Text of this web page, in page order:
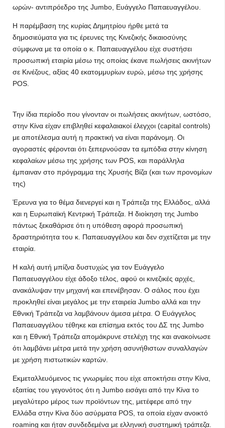
ωρών- αντιπρόεδρο της Jumbo, Ευάγγελο Παπαευαγγέλου.
Η παρέμβαση της κυρίας Δημητρίου ήρθε μετά τα
δημοσιεύματα για τις έρευνες της Κινεζικής δικαιοσύνης
σύμφωνα με τα οποία ο κ. Παπαευαγγέλου είχε συστήσει
προσωπική εταιρία μέσω της οποίας έκανε πωλήσεις ακινήτων
σε Κινέζους, αξίας 40 εκατομμυρίων ευρώ, μέσω της χρήσης
POS.
Την ίδια περίοδο που γίνονταν οι πωλήσεις ακινήτων, ωστόσο,
στην Κίνα είχαν επιβληθεί κεφαλαιακοί έλεγχοι (capital controls)
με αποτέλεσμα αυτή η πρακτική να είναι παράνομη. Οι
αγοραστές φέρονται ότι ξεπερνούσαν τα εμπόδια στην κίνηση
κεφαλαίων μέσω της χρήσης των POS, και παράλληλα
έμπαιναν στο πρόγραμμα της Χρυσής Βίζα (και των προνομίων
της)
Έρευνα για το θέμα διενεργεί και η Τράπεζα της Ελλάδος, αλλά
και η Ευρωπαϊκή Κεντρική Τράπεζα. Η διοίκηση της Jumbo
πάντως ξεκαθάρισε ότι η υπόθεση αφορά προσωπική
δραστηριότητα του κ. Παπαευαγγέλου και δεν σχετίζεται με την
εταιρία.
Η καλή αυτή μπίζνα δυστυχώς για τον Ευάγγελο
Παπαευαγγέλου είχε άδοξο τέλος, αφού οι κινεζικές αρχές,
ανακάλυψαν την μηχανή και επενέβησαν. Ο σάλος που έχει
προκληθεί είναι μεγάλος με την εταιρεία Jumbo αλλά και την
Εθνική Τράπεζα να λαμβάνουν άμεσα μέτρα. Ο Ευάγγελος
Παπαευαγγέλου τέθηκε και επίσημα εκτός του ΔΣ της Jumbo
και η Εθνική Τράπεζα απομάκρυνε στελέχη της και ανακοίνωσε
ότι λαμβάνει μέτρα μετά την χρήση ασυνήθιστων συναλλαγών
με χρήση πιστωτικών καρτών.
Εκμεταλλευόμενος τις γνωριμίες που είχε αποκτήσει στην Κίνα,
εξαιτίας του γεγονότος ότι η Jumbo εισάγει από την Κίνα το
μεγαλύτερο μέρος των προϊόντων της, μετέφερε από την
Ελλάδα στην Κίνα δύο ασύρματα POS, τα οποία είχαν ανοικτό
roaming και ήταν συνδεδεμένα με ελληνική συστημική τράπεζα.